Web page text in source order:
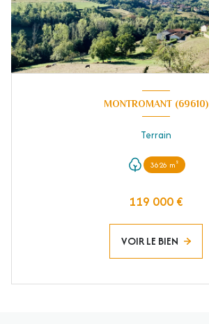
MONTROMANT (69610)
Terrain
3626 m²
119 000 €
VOIR LE BIEN